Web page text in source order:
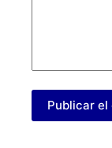
Publicar